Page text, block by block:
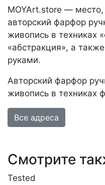
MOYArt.store —
авторский фарфор
живопись в техниках
«абстракция», а
руками.
Авторский фарфор
живопись в техниках
Все адреса
Смотрите
Tested